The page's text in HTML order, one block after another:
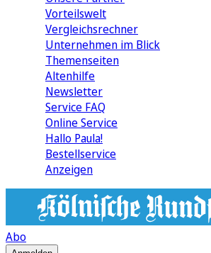
Vorteilswelt
Vergleichsrechner
Unternehmen im Blick
Themenseiten
Altenhilfe
Newsletter
Service FAQ
Online Service
Hallo Paula!
Bestellservice
Anzeigen
Abo